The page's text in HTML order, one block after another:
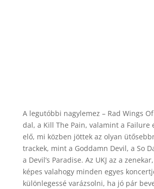
A legutóbbi nagylemez – Rad Wings
dal, a Kill The Pain, valamint a Failure
elő, mi közben jöttek az olyan
trackek, mint a Goddamn Devil, a So
a Devil’s Paradise. Az UKJ az a
képes valahogy minden egyes
különlegessé varázsolni, ha jó pár